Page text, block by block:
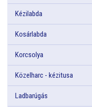
Kézilabda
Kosárlabda
Korcsolya
Közelharc - kézitusa
Ladbarúgás